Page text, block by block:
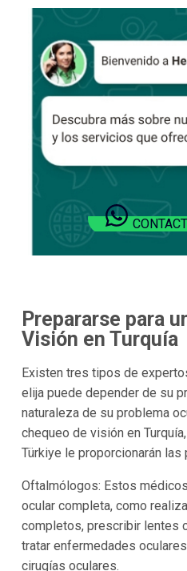
Prepararse para
Visión en Turquía
Existen tres tipos de
elija puede depender de su
naturaleza de su problema
chequeo de visión en
Türkiye le proporcionarán las
Oftalmólogos: Estos
ocular completa, como
completos, prescribir lentes
tratar enfermedades
cirugías oculares.